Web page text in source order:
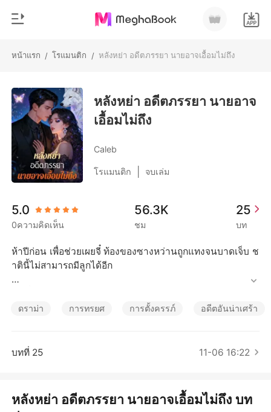
หน้าแรก / โรแมนติก / หลังหย่า อดีตภรรยา นายอาจเอื้อมไม่ถึง
เติมเงิน
ประวัติการอ่าน
ออกจากระบบ
ดาวน์โหลดแอป
หมวดหมู่
สมัยใหม่
ประวัติศาสตร์
โรแมนติก
มหาเศรษฐี
หลังหย่า อดีตภรรยา นายอาจ
เอื้อมไม่ถึง
Caleb
โรแมนติก จบเล่ม
5.0
0ความคิดเห็น
56.3K
ชม
25
บท
ห้าปีก่อน เพื่อช่วยเผยจี๋ ท้องของซางหว่านถูกแทงจนบาดเจ็บ ช
าตินี้ไม่สามารถมีลูกได้อีก
“อาศัยท้องคนอื่นอุ้มบุญ” และคนที่เขาเลือกคือ ซูเซวี่ย นักศึกษ
เผยจี๋ไม่รู้เลยว่า ในวันที่เขาเสนอความต้องการนี้ออกมา ซางห
ดราม่า การทรยศ การตั้งครรภ์ อดีตอันน่าเศร้า
บทที่ 25 11-06 16:22
หลังหย่า อดีตภรรยา นายอาจเอื้อมไม่ถึง บท